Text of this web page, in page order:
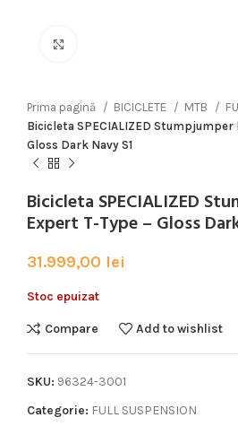
Prima pagină BICICLETE MTB
Bicicleta SPECIALIZED Stumpjumper
Gloss Dark Navy S1
Bicicleta SPECIALIZED
Expert T-Type – Gloss
31.999,00 lei
Stoc epuizat
Compare Add to wishlist
SKU: 96324-3001
Categorie: FULL SUSPENSION